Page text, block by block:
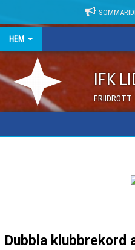
HEM
IFK
FRIIDROTT
Dubbla klubbrekord